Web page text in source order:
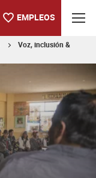
EMPLEOS
Voz, inclusión &